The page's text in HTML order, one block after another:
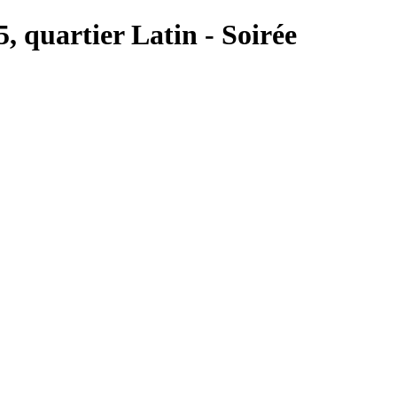
quartier Latin - Soirée